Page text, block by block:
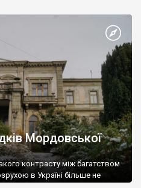
Мордовської
контрасту між багатством
в Україні більше не